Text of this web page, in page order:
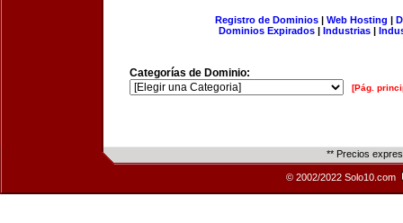
Registro de Dominios| Web Hosting |
Dominios Expirados | Industrias |
Categorías de Dominio:
[Pág.
** Precios
© 2002/2022 Solo10.com